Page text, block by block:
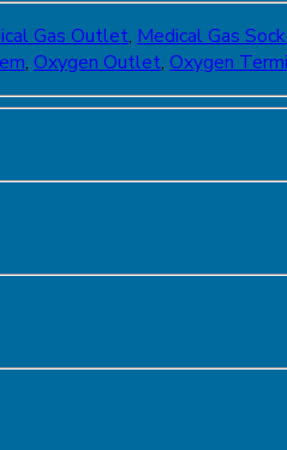
Gas Outlet, Medical Gas
, Oxygen Outlet, Oxygen